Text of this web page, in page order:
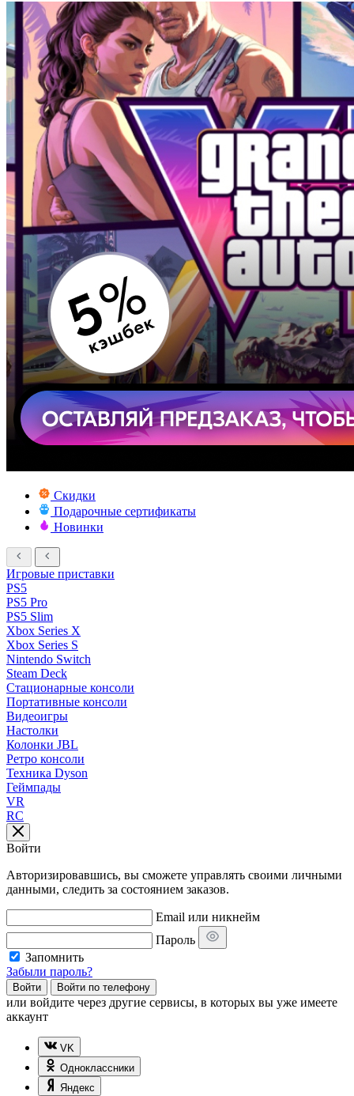
Скидки
Подарочные сертификаты
Новинки
Игровые приставки
PS5
PS5 Pro
PS5 Slim
Xbox Series X
Xbox Series S
Nintendo Switch
Steam Deck
Стационарные консоли
Портативные консоли
Видеоигры
Настолки
Колонки JBL
Ретро консоли
Техника Dyson
Геймпады
VR
RC
Войти
Авторизировавшись, вы сможете управлять своими личными
данными, следить за состоянием заказов.
Email или никнейм
Пароль
Запомнить
Забыли пароль?
Войти Войти по телефону
или войдите через другие сервисы, в которых вы уже имеете
аккаунт
VK
Одноклассники
Яндекс